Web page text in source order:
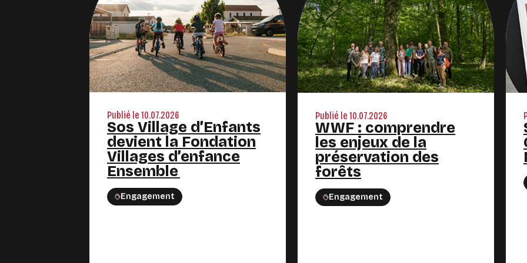
Sos Village d’Enfants
devient la Fondation
Villages d’enfance
Ensemble
Engagement
Publié le 10.07.2026
WWF : comprendre
les enjeux de la
préservation des
forêts
Engagement
Publié le 10.07.2026